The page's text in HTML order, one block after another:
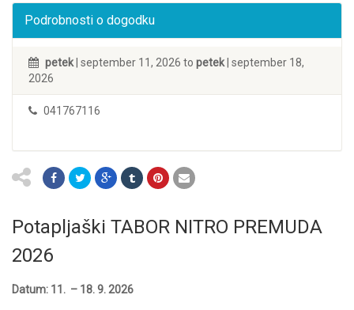
Podrobnosti o dogodku
petek| september 11, 2026 to petek| september 18,
2026
041767116
Potapljaški TABOR NITRO PREMUDA
2026
Datum: 11. – 18. 9. 2026